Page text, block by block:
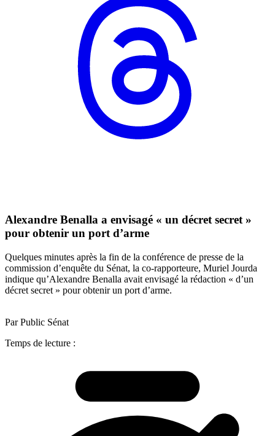
Alexandre Benalla a envisagé « un décret secret »
pour obtenir un port d’arme
Quelques minutes après la fin de la conférence de presse de la
commission d’enquête du Sénat, la co-rapporteure, Muriel Jourda
indique qu’Alexandre Benalla avait envisagé la rédaction « d’un
décret secret » pour obtenir un port d’arme.
Par Public Sénat
Temps de lecture :